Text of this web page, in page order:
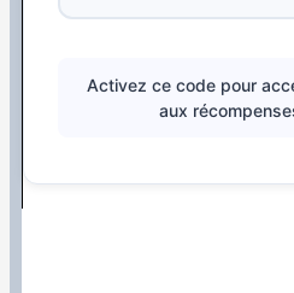
Activez ce code pour
aux